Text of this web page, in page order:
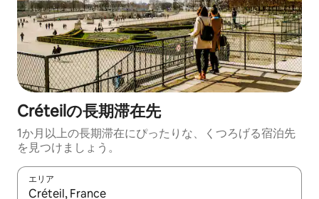
Créteilの長期滞在先
1か月以上の長期滞在にぴったりな、くつろげる宿泊先
を見つけましょう。
エリア
検索結果が表示されたら、上下の矢印キーを使って移動するか